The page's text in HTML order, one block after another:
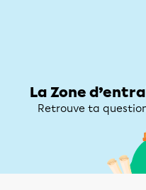
La Zone
Retrouve ta